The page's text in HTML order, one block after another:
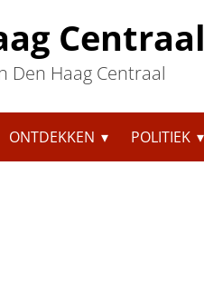
Centraal
Den Haag Centraal
ONTDEKKEN POLITIEK